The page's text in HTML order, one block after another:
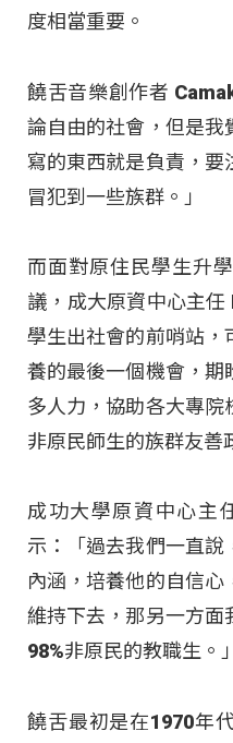
度相當重要。
饒舌音樂創作者
論自由的社會，但是我
寫的東西就是負責，要
冒犯到一些族群。」
而面對原住民學生升
議，成大原資中心主
學生出社會的前哨站，
養的最後一個機會，期
多人力，協助各大專院
非原民師生的族群友善
成功大學原資中心主
示：「過去我們一直說
內涵，培養他的自信
維持下去，那另一方面
98%非原民的教職生。」
饒舌最初是在1970年